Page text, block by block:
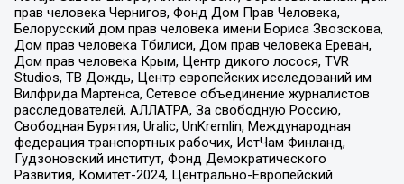
прав человека Чернигов, Фонд Дом Прав Человека,
Белорусский дом прав человека имени Бориса Звозскова,
Дом прав человека Тбилиси, Дом прав человека Ереван,
Дом прав человека Крым, Центр дикого лосося, TVR
Studios, ТВ Дождь, Центр европейских исследований им
Вилфрида Мартенса, Сетевое объединение журналистов
расследователей, АЛЛАТРА, За свободную Россию,
Свободная Бурятия, Uralic, UnKremlin, Международная
федерация транспортных рабочих, ИстЧам Финланд,
Гудзоновский институт, Фонд Демократического
Развития, Комитет-2024, Центрально-Европейский